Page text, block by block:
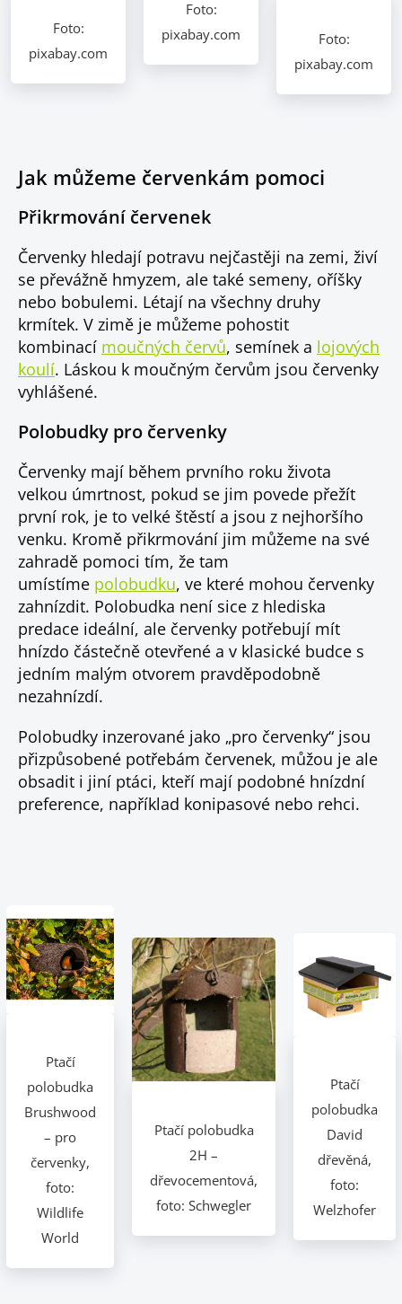
Foto:
pixabay.com
Foto:
pixabay.com
Foto:
pixabay.com
Jak můžeme červenkám pomoci
Přikrmování červenek
Červenky hledají potravu nejčastěji na zemi, živí
se převážně hmyzem, ale také semeny, oříšky
nebo bobulemi. Létají na všechny druhy
krmítek. V zimě je můžeme pohostit
kombinací moučných červů, semínek a lojových
koulí. Láskou k moučným červům jsou červenky
vyhlášené.
Polobudky pro červenky
Červenky mají během prvního roku života
velkou úmrtnost, pokud se jim povede přežít
první rok, je to velké štěstí a jsou z nejhoršího
venku. Kromě přikrmování jim můžeme na své
zahradě pomoci tím, že tam
umístíme polobudku, ve které mohou červenky
zahnízdit. Polobudka není sice z hlediska
predace ideální, ale červenky potřebují mít
hnízdo částečně otevřené a v klasické budce s
jedním malým otvorem pravděpodobně
nezahnízdí.
Polobudky inzerované jako „pro červenky“ jsou
přizpůsobené potřebám červenek, můžou je ale
obsadit i jiní ptáci, kteří mají podobné hnízdní
preference, například konipasové nebo rehci.
Ptačí
polobudka
Brushwood
– pro
červenky,
foto:
Wildlife
World
Ptačí polobudka
2H –
dřevocementová,
foto: Schwegler
Ptačí
polobudka
David
dřevěná,
foto:
Welzhofer